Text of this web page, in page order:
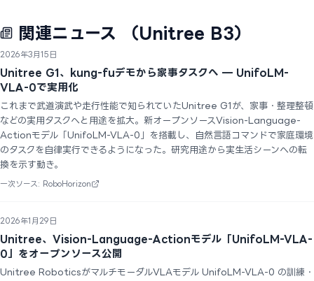
関連ニュース （Unitree B3）
2026年3月15日
Unitree G1、kung-fuデモから家事タスクへ — UnifoLM-
VLA-0で実用化
これまで武道演武や走行性能で知られていたUnitree G1が、家事・整理整頓
などの実用タスクへと用途を拡大。新オープンソースVision-Language-
Actionモデル「UnifoLM-VLA-0」を搭載し、自然言語コマンドで家庭環境
のタスクを自律実行できるようになった。研究用途から実生活シーンへの転
換を示す動き。
一次ソース: RoboHorizon
2026年1月29日
Unitree、Vision-Language-Actionモデル「UnifoLM-VLA-
0」をオープンソース公開
Unitree RoboticsがマルチモーダルVLAモデル UnifoLM-VLA-0 の訓練・